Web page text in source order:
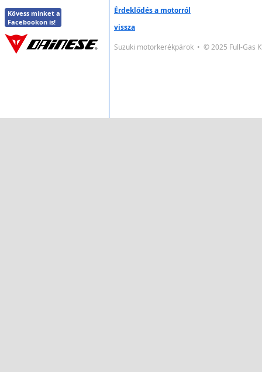
Kövess minket a
Facebookon is!
Érdeklődés a motorról
vissza
Suzuki motorkerékpárok • © 2025 Full-Gas